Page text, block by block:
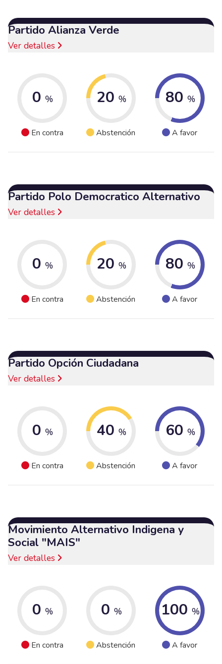
Partido Alianza Verde
Ver detalles
0 %
En contra
20 %
Abstención
80 %
A favor
Partido Polo Democratico Alternativo
Ver detalles
0 %
En contra
20 %
Abstención
80 %
A favor
Partido Opción Ciudadana
Ver detalles
0 %
En contra
40 %
Abstención
60 %
A favor
Movimiento Alternativo Indigena y
Social "MAIS"
Ver detalles
0 %
En contra
0 %
Abstención
100 %
A favor